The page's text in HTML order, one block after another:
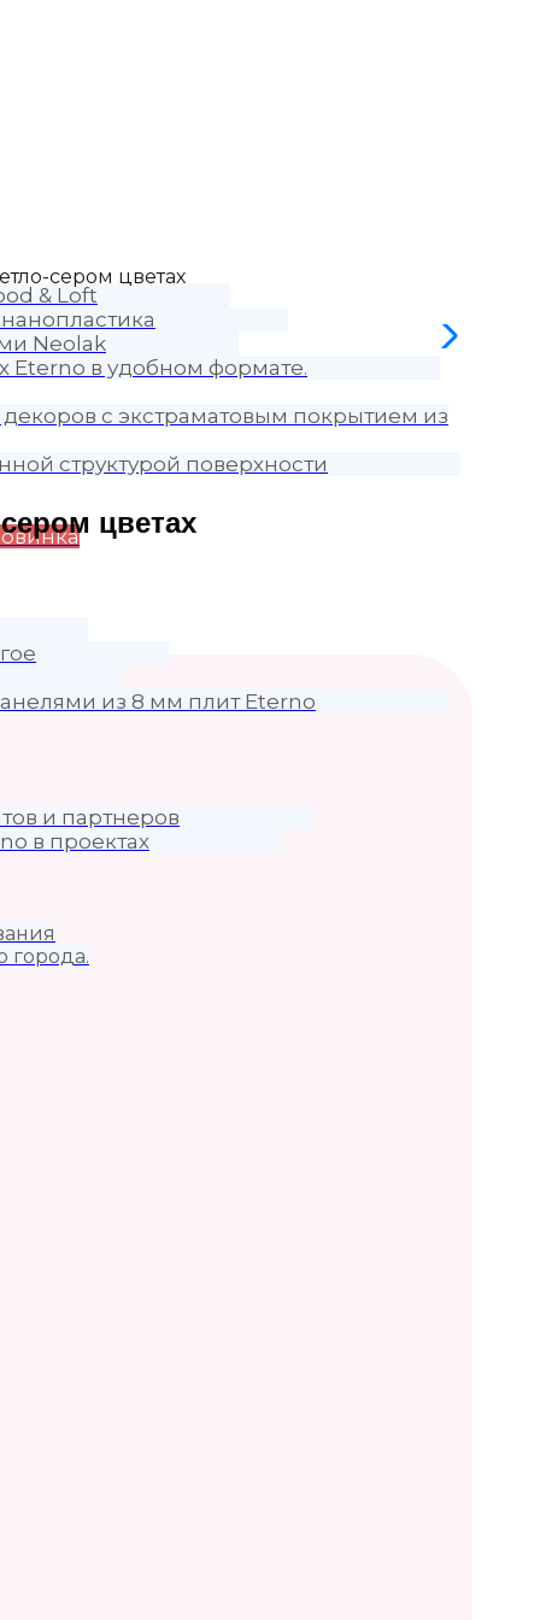
& Loft
Neolak
Eterno в удобном формате.
с экстраматовым покрытием из
структурой поверхности
из 8 мм плит Eterno
и партнеров
в проектах
города.
сером цветах
цветах